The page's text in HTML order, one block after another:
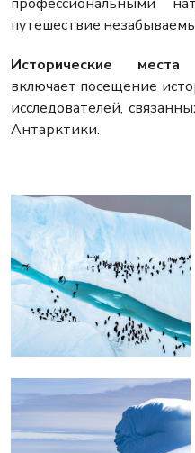
путешествие
Исторические места
включает посещение
исследователей,
Антарктики.